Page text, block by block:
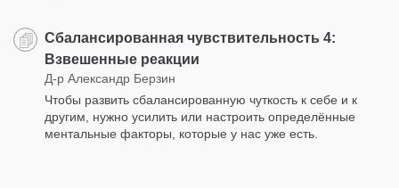
Сбалансированная чувствительность 4:
Взвешенные реакции
Д-р Александр Берзин
Чтобы развить сбалансированную чуткость к себе и к
другим, нужно усилить или настроить определённые
ментальные факторы, которые у нас уже есть.